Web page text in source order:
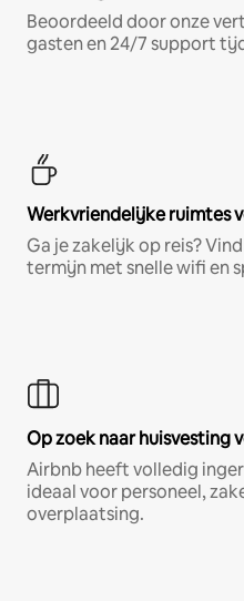
Beoordeeld door onze
gasten en 24/7 support
Werkvriendelijke ruimtes
Ga je zakelijk op reis?
termijn met snelle wifi en
Op zoek naar huisvesting
Airbnb heeft volledig
ideaal voor personeel,
overplaatsing.